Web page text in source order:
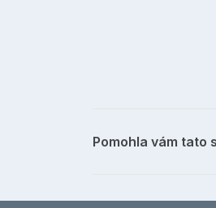
Pomohla vám tato